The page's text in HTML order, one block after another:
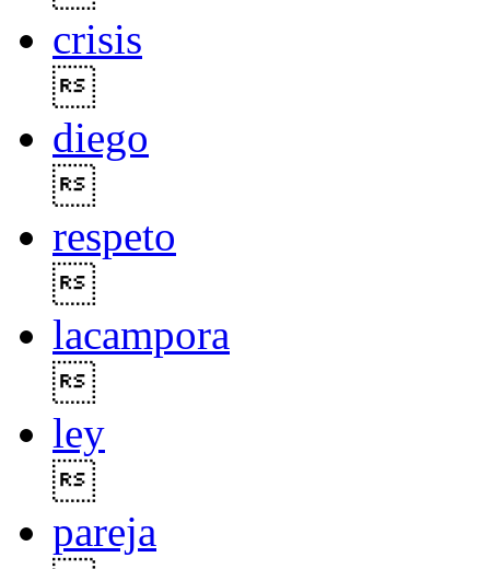
crisis
diego
respeto
lacampora
ley
pareja